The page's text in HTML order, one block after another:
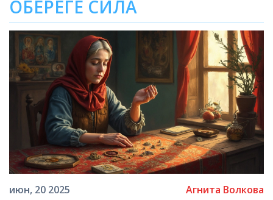
ОБЕРЕГЕ СИЛА
июн, 20 2025 Агнита Волкова